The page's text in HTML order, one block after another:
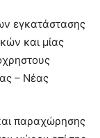
εγκατάστασης
και μίας
– Νέας
παραχώρησης